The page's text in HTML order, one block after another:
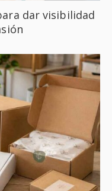
dar visibilidad